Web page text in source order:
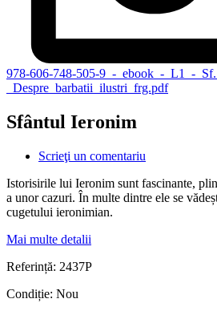
978-606-748-505-9_-_ebook_-_L1_-
_Despre_barbatii_ilustri_frg.pdf
Sfântul Ieronim
Scrieţi un comentariu
Istorisirile lui Ieronim sunt fascinante,
a unor cazuri. În multe dintre ele se
cugetului ieronimian.
Mai multe detalii
Referință: 2437P
Condiție: Nou